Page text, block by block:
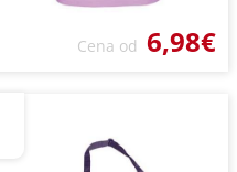
Cena od 6,98€